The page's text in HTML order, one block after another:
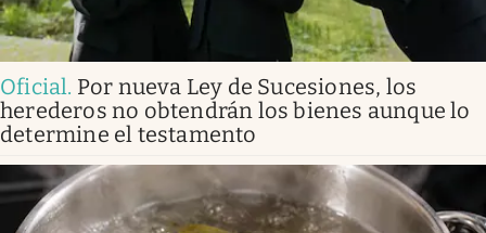
Oficial. Por nueva Ley de Sucesiones, los
herederos no obtendrán los bienes aunque lo
determine el testamento